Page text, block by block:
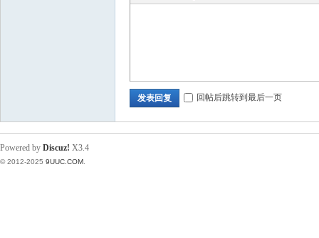
发表回复 回帖后跳转到最后一页
Powered by Discuz! X3.4
© 2012-2025 9UUC.COM